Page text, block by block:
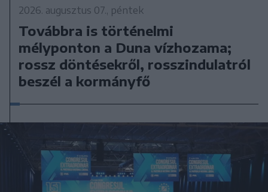
2026. augusztus 07., péntek
Továbbra is történelmi
mélyponton a Duna vízhozama;
rossz döntésekről, rosszindulatról
beszél a kormányfő